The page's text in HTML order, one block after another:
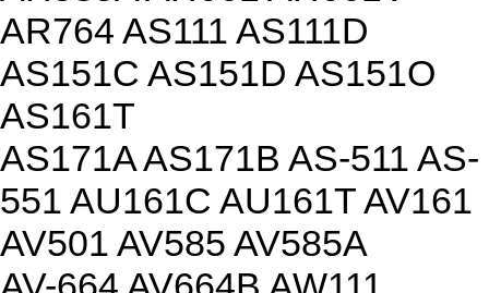
AR764 AS111 AS111D
AS151C AS151D AS151O
AS161T
AS171A AS171B AS-511 AS-
551 AU161C AU161T AV161
AV501 AV585 AV585A